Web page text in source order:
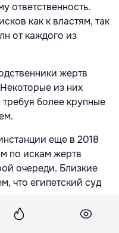
ответственность.
как к властям, так
от каждого из
жертв
из них
более крупные
еще в 2018
по искам жертв
очереди. Близкие
что египетский суд
доказательств